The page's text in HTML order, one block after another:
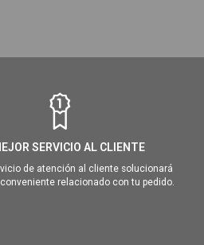
SERVICIO AL CLIENTE
de atención al cliente solucionará
relacionado con tu pedido.